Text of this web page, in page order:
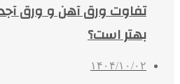
تفاوت ورق آهن و ورق
بهتر است؟
۱۴۰۴/۱۰/۰۲